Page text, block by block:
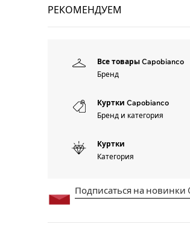
РЕКОМЕНДУЕМ
Все товары Capobianco
Бренд
Куртки Capobianco
Бренд и категория
Куртки
Категория
Подписаться на новинки